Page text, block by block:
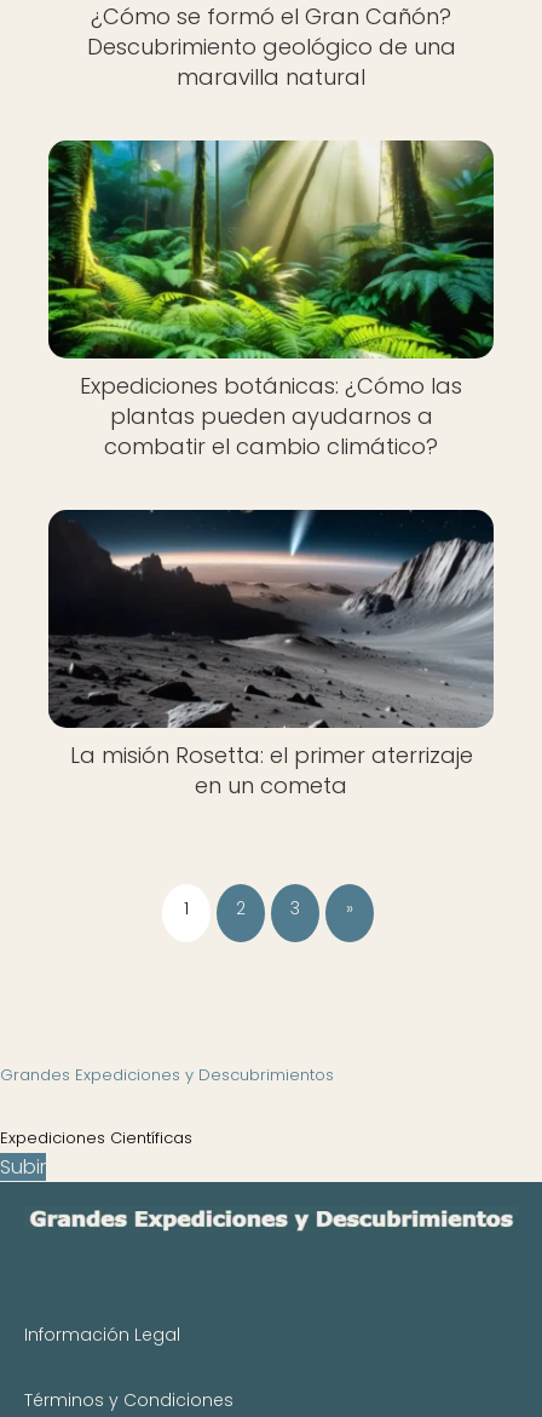
¿Cómo se formó el Gran Cañón?
Descubrimiento geológico de una
maravilla natural
Expediciones botánicas: ¿Cómo las
plantas pueden ayudarnos a
combatir el cambio climático?
La misión Rosetta: el primer aterrizaje
en un cometa
1 2 3 »
Grandes Expediciones y Descubrimientos
Expediciones Científicas
Subir
Información Legal
Términos y Condiciones